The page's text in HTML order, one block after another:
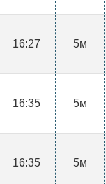
16:27 5м
16:35 5м
16:35 5м